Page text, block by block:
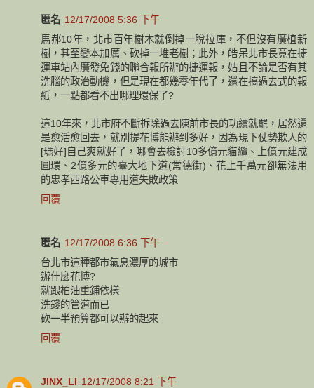
匿名 12/17/2008 5:36 下午
馬郝10年，北市百年樹木就倒掉一脫拉庫，不但沒有廣植新
樹，甚至變本加厲、砍掉一堆老樹；此外，皓呆北市長竟在捷
運車站內廣發免錢的聯合報所辦的捷運報，姑且不論是否有其
洗腦的政治動機，但是現在都幾零年代了，還在搞過去式的報
紙，一點都看不出哪理環保了?
這10年來，北市府不斷拆除過去陳前市長的功績就罷，居然還
是愈活愈回去，就別提花博能辦到多好，因為現下仗勢欺人的
[瑪好]自己爽就好了，哪會去檢討10多億元貓纜、上億元建成
圓環、2億多元的臺大地下道(常德街)、花上千萬元卻無法用
的忠孝西路公車專用道失敗政策
回覆
匿名 12/17/2008 6:36 下午
台北市這種都市氣息濃厚的城市
辦什麼花博?
就跟柏油重鋪依樣
洗錢的管道而已
砍一半預算都可以辦的起來
回覆
JINX_LI 12/17/2008 8:21 下午